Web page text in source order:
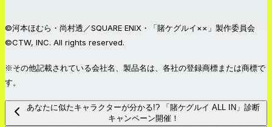
©河本ほむら・尚村透／SQUARE ENIX・「賭ケグルイ××」製作委員会
©CTW, INC. All rights reserved.
※その他記載されている会社名、製品名は、各社の登録商標または商標で
す。
あなたに似たキャラクターが分かる!? 「賭ケグルイ ALL IN」診断
キャンペーン開催！